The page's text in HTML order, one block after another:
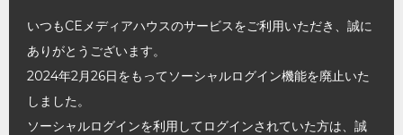
いつもCEメディアハウスのサービスをご利用いただき、誠に
ありがとうございます。
2024年2月26日をもってソーシャルログイン機能を廃止いた
しました。
ソーシャルログインを利用してログインされていた方は、誠